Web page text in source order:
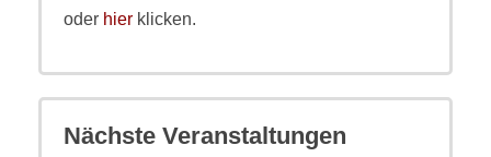
oder hier klicken.
Nächste Veranstaltungen